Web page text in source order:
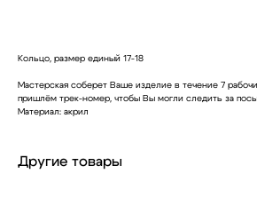
Кольцо, размер единый 17-18
Мастерская соберет Ваше изделие в течение 7
пришлём трек-номер, чтобы Вы могли следить за
Материал: акрил
Другие товары